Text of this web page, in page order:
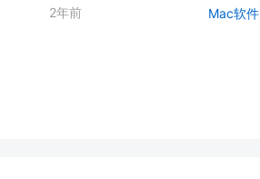
2年前 Mac软件